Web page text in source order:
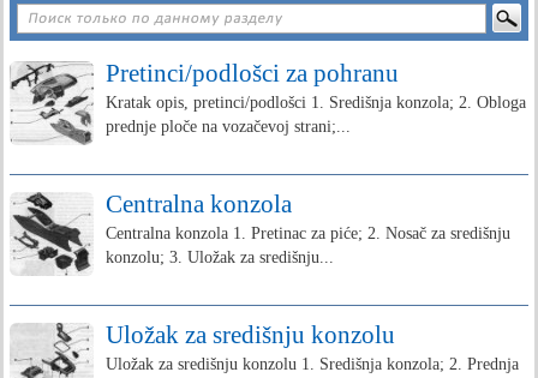
Pretinci/podlošci za pohranu
Kratak opis, pretinci/podlošci 1. Središnja konzola; 2. Obloga
prednje ploče na vozačevoj strani;...
Centralna konzola
Centralna konzola 1. Pretinac za piće; 2. Nosač za središnju
konzolu; 3. Uložak za središnju...
Uložak za središnju konzolu
Uložak za središnju konzolu 1. Središnja konzola; 2. Prednja